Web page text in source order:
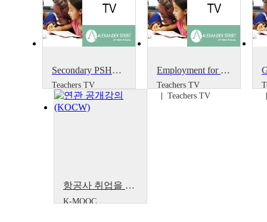
Secondary PSHE: Self-Employment
Teachers TV
Teachers TV
Employment for NQTs
Teachers TV
Teachers TV
항공사 취업을 위한 미래 항공 운송 산업의 이해[Understanding the Future Air Transport Industry for Airline Employment]
K-MOOC